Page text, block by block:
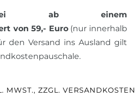
ab einem
von 59,- Euro(nur innerhalb
den Versand ins Ausland gilt
MWST., ZZGL. VERSANDKOSTEN